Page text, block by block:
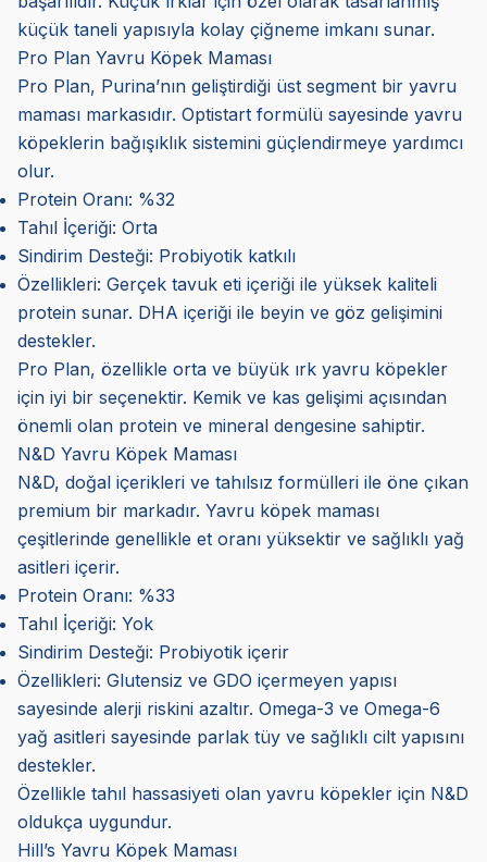
küçük taneli yapısıyla kolay çiğneme imkanı sunar.
Pro Plan Yavru Köpek Maması
Pro Plan, Purina’nın geliştirdiği üst segment bir yavru
maması markasıdır. Optistart formülü sayesinde yavru
köpeklerin bağışıklık sistemini güçlendirmeye yardımcı
olur.
Protein Oranı: %32
Tahıl İçeriği: Orta
Sindirim Desteği: Probiyotik katkılı
Özellikleri: Gerçek tavuk eti içeriği ile yüksek kaliteli
protein sunar. DHA içeriği ile beyin ve göz gelişimini
destekler.
Pro Plan, özellikle orta ve büyük ırk yavru köpekler
için iyi bir seçenektir. Kemik ve kas gelişimi açısından
önemli olan protein ve mineral dengesine sahiptir.
N&D Yavru Köpek Maması
N&D, doğal içerikleri ve tahılsız formülleri ile öne çıkan
premium bir markadır. Yavru köpek maması
çeşitlerinde genellikle et oranı yüksektir ve sağlıklı yağ
asitleri içerir.
Protein Oranı: %33
Tahıl İçeriği: Yok
Sindirim Desteği: Probiyotik içerir
Özellikleri: Glutensiz ve GDO içermeyen yapısı
sayesinde alerji riskini azaltır. Omega-3 ve Omega-6
yağ asitleri sayesinde parlak tüy ve sağlıklı cilt yapısını
destekler.
Özellikle tahıl hassasiyeti olan yavru köpekler için N&D
oldukça uygundur.
Hill’s Yavru Köpek Maması